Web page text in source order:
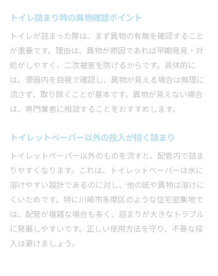
トイレ詰まり時の異物確認ポイント
トイレが詰まった際は、まず異物の有無を確認すること
が重要です。理由は、異物が原因であれば早期発見・対
処がしやすく、二次被害を防げるからです。具体的に
は、便器内を目視で確認し、異物が見える場合は無理に
流さず、取り除くことが基本です。異物が見えない場合
は、専門業者に相談することをおすすめします。
トイレットペーパー以外の投入が招く詰まり
トイレットペーパー以外のものを流すと、配管内で詰ま
りやすくなります。これは、トイレットペーパーは水に
溶けやすい設計であるのに対し、他の紙や異物は溶けに
くいためです。特に川崎市多摩区のような住宅密集地で
は、配管が複雑な場合も多く、詰まりが大きなトラブル
に発展しやすいです。正しい使用方法を守り、不要な投
入は避けましょう。